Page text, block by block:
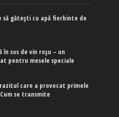
să gătești cu apă fierbinte de
sos de vin roșu – un
pentru mesele speciale
care a provocat primele
Cum se transmite